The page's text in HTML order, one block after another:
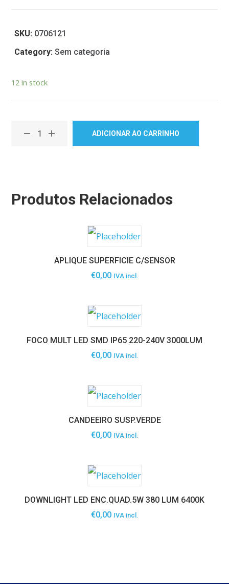
SKU: 0706121
Category:Sem categoria
12 in stock
ADICIONAR AO CARRINHO
Produtos Relacionados
APLIQUE SUPERFICIE C/SENSOR
€0,00 IVA incl.
FOCO MULT LED SMD IP65 220-240V 3000LUM
€0,00 IVA incl.
CANDEEIRO SUSP.VERDE
€0,00 IVA incl.
DOWNLIGHT LED ENC.QUAD.5W 380 LUM 6400K
€0,00 IVA incl.